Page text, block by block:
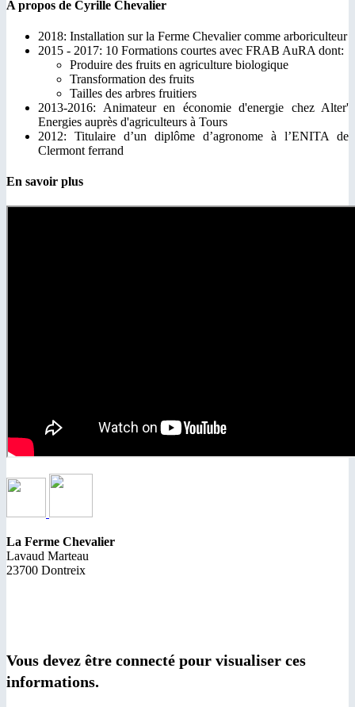
A propos de Cyrille Chevalier
2018: Installation sur la Ferme Chevalier comme arboriculteur
2015 - 2017: 10 Formations courtes avec FRAB AuRA dont:
Produire des fruits en agriculture biologique
Transformation des fruits
Tailles des arbres fruitiers
2013-2016: Animateur en économie d'energie chez Alter'
Energies auprès d'agriculteurs à Tours
2012: Titulaire d’un diplôme d’agronome à l’ENITA de
Clermont ferrand
En savoir plus
La Ferme Chevalier
Lavaud Marteau
23700 Dontreix
Vous devez être connecté pour visualiser ces
informations.